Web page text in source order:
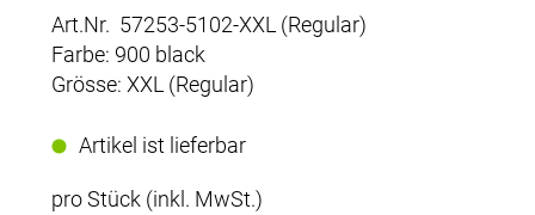
Art.Nr. 57253-5102-XXL (Regular)
Farbe: 900 black
Grösse: XXL (Regular)
Artikel ist lieferbar
pro Stück (inkl. MwSt.)